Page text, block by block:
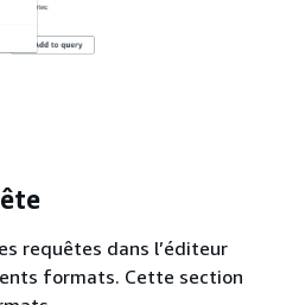
requêtes dans l’éditeur
formats. Cette section